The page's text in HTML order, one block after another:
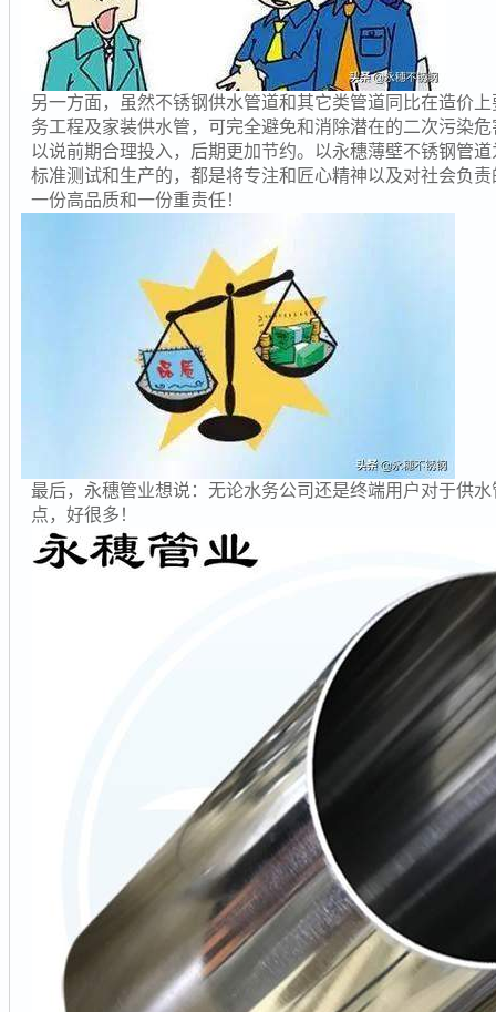
另一方面，虽然不锈钢供水管道和其它类管道同比在造价
务工程及家装供水管，可完全避免和消除潜在的二次污染
以说前期合理投入，后期更加节约。以永穗薄壁不锈钢管
标准测试和生产的，都是将专注和匠心精神以及对社会负
一份高品质和一份重责任！
最后，永穗管业想说：无论水务公司还是终端用户对于供
点，好很多！